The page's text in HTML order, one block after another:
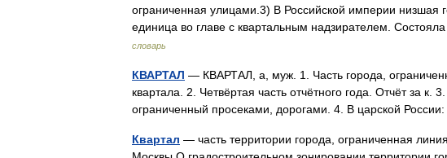
ограниченная улицами.3) В Российской империи низшая
единица во главе с квартальным надзирателем.
словарь
КВАРТАЛ — КВАРТАЛ, а, муж. 1. Часть города,
квартала. 2. Четвёртая часть отчётного года. Отчёт за к.
ограниченный просеками, дорогами. 4. В царской
Квартал — часть территории города, ограниченная